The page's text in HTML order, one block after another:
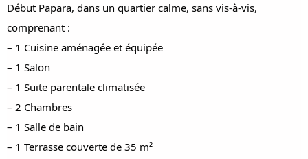
Début Papara, dans un quartier calme, sans vis-à-vis,
comprenant :
– 1 Cuisine aménagée et équipée
– 1 Salon
– 1 Suite parentale climatisée
– 2 Chambres
– 1 Salle de bain
– 1 Terrasse couverte de 35 m²